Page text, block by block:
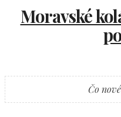
Moravské
Čo